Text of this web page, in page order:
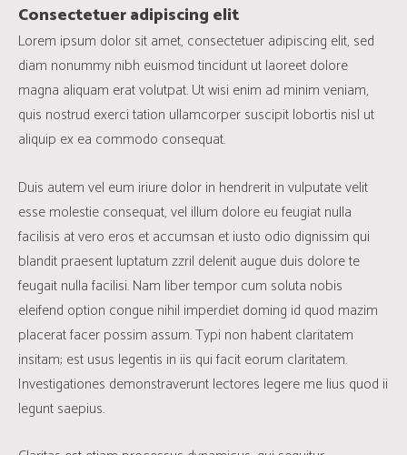
Consectetuer adipiscing elit
Lorem ipsum dolor sit amet, consectetuer adipiscing elit, sed
diam nonummy nibh euismod tincidunt ut laoreet dolore
magna aliquam erat volutpat. Ut wisi enim ad minim veniam,
quis nostrud exerci tation ullamcorper suscipit lobortis nisl ut
aliquip ex ea commodo consequat.
Duis autem vel eum iriure dolor in hendrerit in vulputate velit
esse molestie consequat, vel illum dolore eu feugiat nulla
facilisis at vero eros et accumsan et iusto odio dignissim qui
blandit praesent luptatum zzril delenit augue duis dolore te
feugait nulla facilisi. Nam liber tempor cum soluta nobis
eleifend option congue nihil imperdiet doming id quod mazim
placerat facer possim assum. Typi non habent claritatem
insitam; est usus legentis in iis qui facit eorum claritatem.
Investigationes demonstraverunt lectores legere me lius quod ii
legunt saepius.